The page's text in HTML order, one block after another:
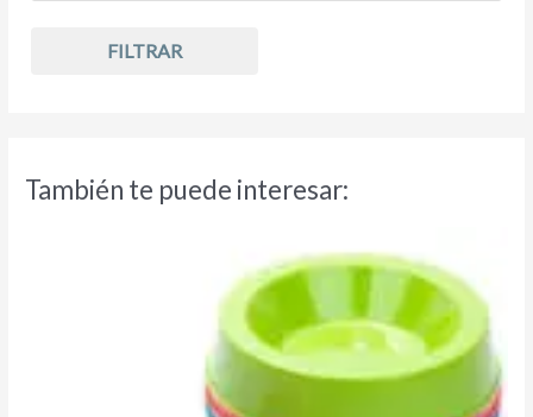
FILTRAR
También te puede interesar: